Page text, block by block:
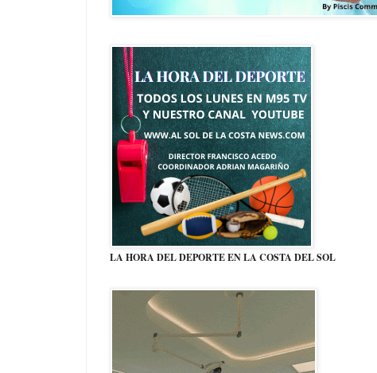
LA HORA DEL DEPORTE EN LA COSTA DEL SOL